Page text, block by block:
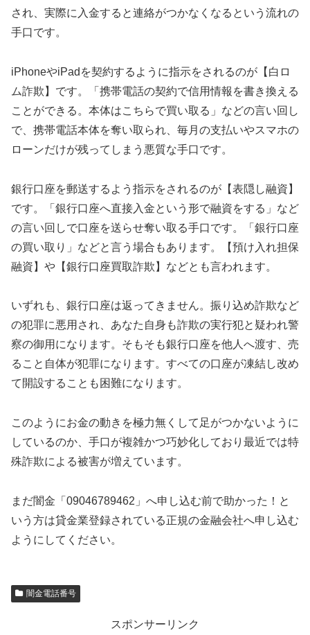
され、実際に入金すると連絡がつかなくなるという流れの
手口です。
iPhoneやiPadを契約するように指示をされるのが【白ロ
ム詐欺】です。「携帯電話の契約で信用情報を書き換える
ことができる。本体はこちらで買い取る」などの言い回し
で、携帯電話本体を奪い取られ、毎月の支払いやスマホの
ローンだけが残ってしまう悪質な手口です。
銀行口座を郵送するよう指示をされるのが【表隠し融資】
です。「銀行口座へ直接入金という形で融資をする」など
の言い回しで口座を送らせ奪い取る手口です。「銀行口座
の買い取り」などと言う場合もあります。【預け入れ担保
融資】や【銀行口座買取詐欺】などとも言われます。
いずれも、銀行口座は返ってきません。振り込め詐欺など
の犯罪に悪用され、あなた自身も詐欺の実行犯と疑われ警
察の御用になります。そもそも銀行口座を他人へ渡す、売
ること自体が犯罪になります。すべての口座が凍結し改め
て開設することも困難になります。
このようにお金の動きを極力無くして足がつかないように
しているのか、手口が複雑かつ巧妙化しており最近では特
殊詐欺による被害が増えています。
まだ闇金「09046789462」へ申し込む前で助かった！と
いう方は貸金業登録されている正規の金融会社へ申し込む
ようにしてください。
闇金電話番号
スポンサーリンク